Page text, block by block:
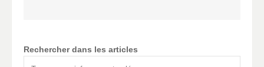
Rechercher dans les articles